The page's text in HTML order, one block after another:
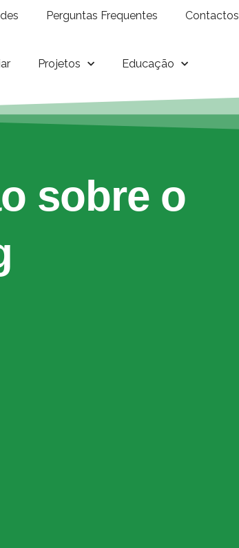
Perguntas Frequentes Contactos
Projetos Educação
sobre o